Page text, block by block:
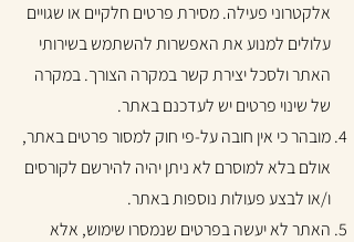
אלקטרוני פעילה. מסירת פרטים חלקיים או שגויים
עלולים למנוע את האפשרות להשתמש בשירותי
האתר ולסכל יצירת קשר במקרה הצורך. במקרה
של שינוי פרטים יש לעדכנם באתר.
מובהר כי אין חובה על-פי חוק למסור פרטים באתר,
אולם בלא למוסרם לא ניתן יהיה להירשם לקורסים
ו/או לבצע פעולות נוספות באתר.
האתר לא יעשה בפרטים שנמסרו שימוש, אלא